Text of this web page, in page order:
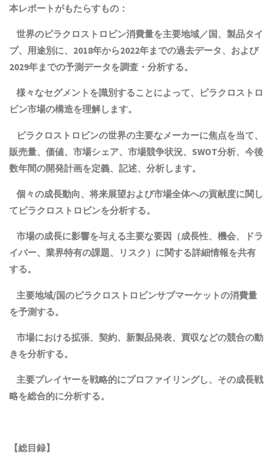
本レポートがもたらすもの：
世界のピラクロストロビン消費量を主要地域／国、製品タイ
プ、用途別に、2018年から2022年までの過去データ、および
2029年までの予測データを調査・分析する。
様々なセグメントを識別することによって、ピラクロストロ
ビン市場の構造を理解します。
ピラクロストロビンの世界の主要なメーカーに焦点を当て、
販売量、価値、市場シェア、市場競争状況、SWOT分析、今後
数年間の開発計画を定義、記述、分析します。
個々の成長動向、将来展望および市場全体への貢献度に関し
てピラクロストロビンを分析する。
市場の成長に影響を与える主要な要因（成長性、機会、ドラ
イバー、業界特有の課題、リスク）に関する詳細情報を共有
する。
主要地域/国のピラクロストロビンサブマーケットの消費量
を予測する。
市場における拡張、契約、新製品発表、買収などの競合の動
きを分析する。
主要プレイヤーを戦略的にプロファイリングし、その成長戦
略を総合的に分析する。
【総目録】